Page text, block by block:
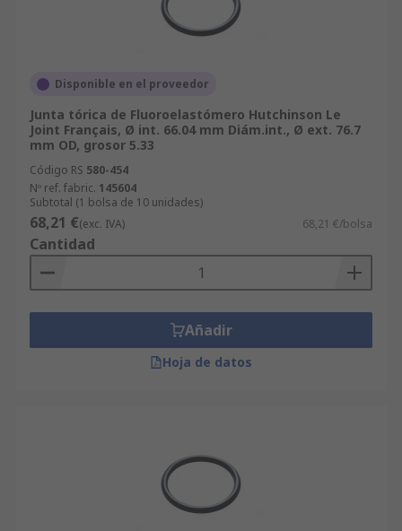
Disponible en el proveedor
Junta tórica de Fluoroelastómero Hutchinson Le
Joint Français, Ø int. 66.04 mm Diám.int., Ø ext. 76.7
mm OD, grosor 5.33
Código RS 580-454
Nº ref. fabric. 145604
Subtotal (1 bolsa de 10 unidades)
68,21 €(exc. IVA) 68,21 €/bolsa
Cantidad
Añadir
Hoja de datos